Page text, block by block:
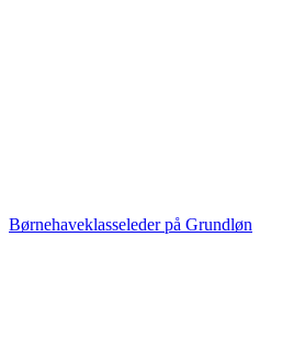
Børnehaveklasseleder på Grundløn